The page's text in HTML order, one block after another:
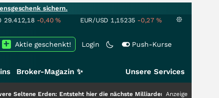
sichern.
29.412,18 -0,40% EUR/USD 1,15235 -0,27 %
Login Push-Kurse
Aktie geschenkt!
Broker-Magazin ✨ Unsere Services
Erden: Entsteht hier die nächste Milliardenstory?+++ Anzeige